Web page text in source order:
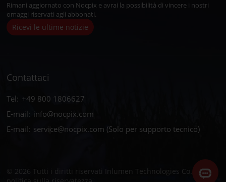
Rimani aggiornato con Nocpix e avrai la possibilità di vincere i nostri
omaggi riservati agli abbonati.
Ricevi le ultime notizie
Contattaci
Tel: +49 800 1806627
E-mail: info@nocpix.com
E-mail: service@nocpix.com (Solo per supporto tecnico)
© 2026 Tutti i diritti riservati Inlumen Technologies Co., Ltd.